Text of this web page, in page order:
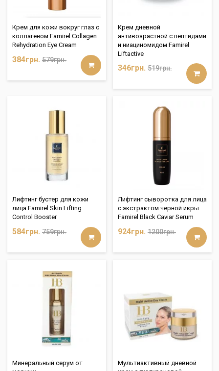
Крем для кожи вокруг глаз с
коллагеном Famirel Collagen
Rehydration Eye Cream
384грн. 579грн.
Крем дневной
антивозрастной с пептидами
и ниациномидом Famirel
Liftactive
346грн. 519грн.
Лифтинг бустер для кожи
лица Famirel Skin Lifting
Control Booster
584грн. 759грн.
Лифтинг сыворотка для лица
с экстрактом черной икры
Famirel Black Caviar Serum
924грн. 1200грн.
Минеральный серум от
Мультиактивный дневной